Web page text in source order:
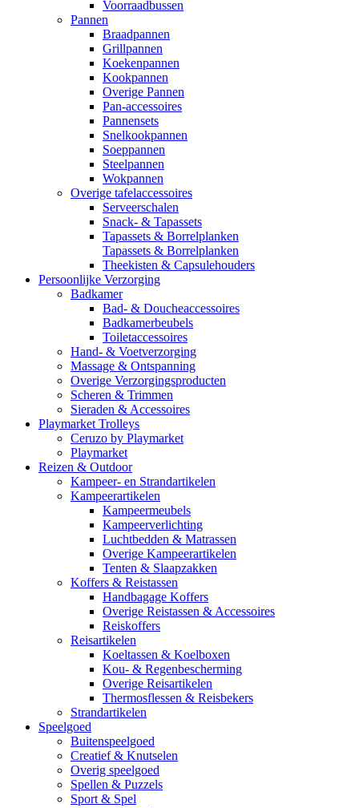
Voorraadbussen
Pannen
Braadpannen
Grillpannen
Koekenpannen
Kookpannen
Overige Pannen
Pan-accessoires
Pannensets
Snelkookpannen
Soeppannen
Steelpannen
Wokpannen
Overige tafelaccessoires
Serveerschalen
Snack- & Tapassets
Tapassets & Borrelplanken
Tapassets & Borrelplanken
Theekisten & Capsulehouders
Persoonlijke Verzorging
Badkamer
Bad- & Doucheaccessoires
Badkamerbeubels
Toiletaccessoires
Hand- & Voetverzorging
Massage & Ontspanning
Overige Verzorgingsproducten
Scheren & Trimmen
Sieraden & Accessoires
Playmarket Trolleys
Ceruzo by Playmarket
Playmarket
Reizen & Outdoor
Kampeer- en Strandartikelen
Kampeerartikelen
Kampeermeubels
Kampeerverlichting
Luchtbedden & Matrassen
Overige Kampeerartikelen
Tenten & Slaapzakken
Koffers & Reistassen
Handbagage Koffers
Overige Reistassen & Accessoires
Reiskoffers
Reisartikelen
Koeltassen & Koelboxen
Kou- & Regenbescherming
Overige Reisartikelen
Thermosflessen & Reisbekers
Strandartikelen
Speelgoed
Buitenspeelgoed
Creatief & Knutselen
Overig speelgoed
Spellen & Puzzels
Sport & Spel